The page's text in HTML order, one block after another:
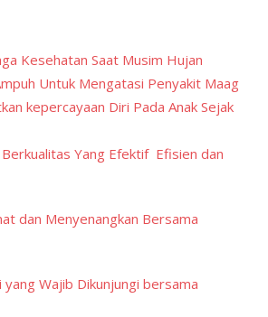
Kesehatan Saat Musim Hujan
Untuk Mengatasi Penyakit Maag
kepercayaan Diri Pada Anak Sejak
Yang Efektif Efisien dan
dan Menyenangkan Bersama
Wajib Dikunjungi bersama